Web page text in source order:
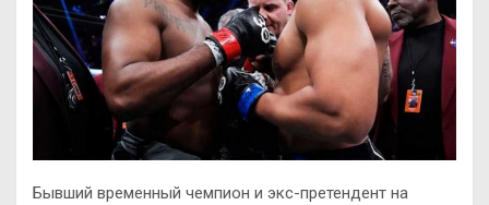
Бывший временный чемпион и экс-претендент на